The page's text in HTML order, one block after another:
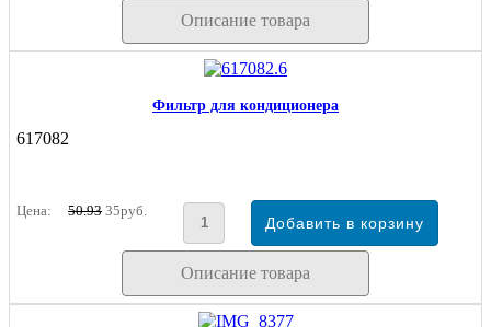
Описание товара
Фильтр для кондиционера
617082
Цена: 50.93 35руб.
Описание товара